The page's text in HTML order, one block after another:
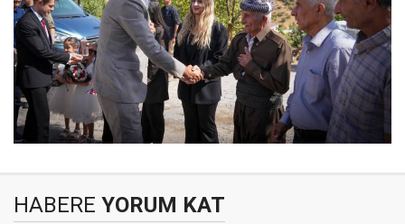
HABERE YORUM KAT